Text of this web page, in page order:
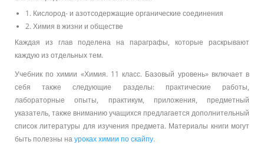
1. Кислород- и азотсодержащие органические соединения
2. Химия в жизни и обществе
Каждая из глав поделена на параграфы, которые раскрывают
каждую из отдельных тем.
Учебник по химии «Химия. 11 класс. Базовый уровень» включает в
себя также следующие разделы: практические работы,
лабораторные опыты, практикум, приложения, предметный
указатель, также вниманию учащихся предлагается дополнительный
список литературы для изучения предмета. Материалы книги могут
быть полезны на уроках химии по скайпу.